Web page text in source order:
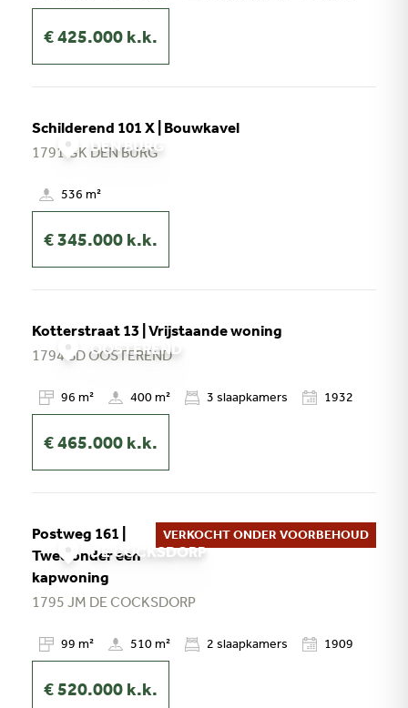
€ 425.000 k.k.
DEN BURG
Schilderend 101 X | Bouwkavel
1791 GK DEN BURG
536 m²
€ 345.000 k.k.
OOSTEREND
Kotterstraat 13 | Vrijstaande woning
1794 BDOOSTEREND
96 m² 400 m² 3 slaapkamers 1932
€ 465.000 k.k.
DE COCKSDORP
Postweg 161 |
Twee onder een
kapwoning
VERKOCHT ONDER VOORBEHOUD
1795 JM DE COCKSDORP
99 m² 510 m² 2 slaapkamers 1909
€ 520.000 k.k.